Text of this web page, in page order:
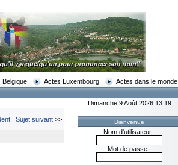
Belgique Actes Luxembourg Actes dans le monde
| Sujet suivant >>
Dimanche 9 Août 2026 13:19
Bienvenue
Nom d'utilisateur :
Mot de passe :